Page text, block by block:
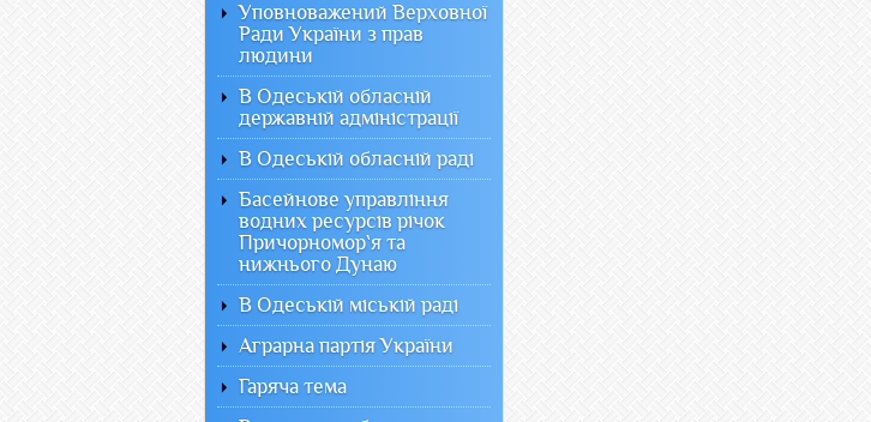
Уповноважений Верховної
Ради України з прав
людини
В Одеській обласній
державній адміністрації
В Одеській обласній раді
Басейнове управління
водних ресурсів річок
Причорномор`я та
нижнього Дунаю
В Одеській міській раді
Аграрна партія України
Гаряча тема